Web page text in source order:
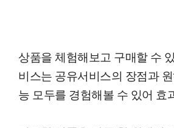
상품을 체험해보고 구매할 수
비스는 공유서비스의 장점과
능 모두를 경험해볼 수 있어 효